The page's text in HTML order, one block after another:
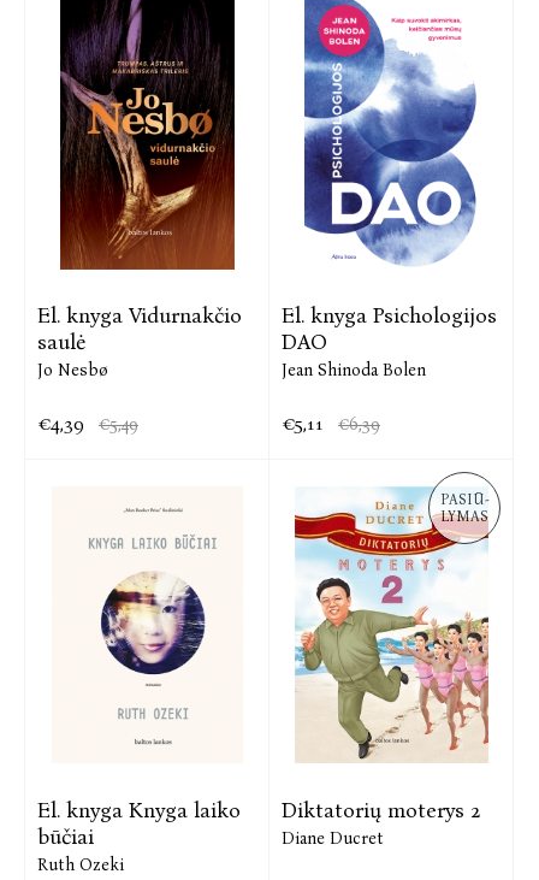
El. knyga Vidurnakčio
saulė
Jo Nesbø
€4,39 €5,49
El. knyga Psichologijos
DAO
Jean Shinoda Bolen
€5,11 €6,39
El. knyga Knyga laiko
būčiai
Ruth Ozeki
PASIŪ-
LYMAS
Diktatorių moterys 2
Diane Ducret